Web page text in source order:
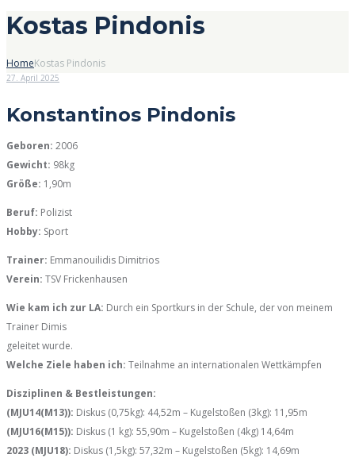
Kostas Pindonis
HomeKostas Pindonis
27. April 2025
Konstantinos Pindonis
Geboren: 2006
Gewicht: 98kg
Größe: 1,90m
Beruf: Polizist
Hobby: Sport
Trainer: Emmanouilidis Dimitrios
Verein: TSV Frickenhausen
Wie kam ich zur LA: Durch ein Sportkurs in der Schule, der von meinem
Trainer Dimis
geleitet wurde.
Welche Ziele haben ich: Teilnahme an internationalen Wettkämpfen
Disziplinen & Bestleistungen:
(MJU14(M13)): Diskus (0,75kg): 44,52m – Kugelstoßen (3kg): 11,95m
(MJU16(M15)): Diskus (1 kg): 55,90m – Kugelstoßen (4kg) 14,64m
2023 (MJU18): Diskus (1,5kg): 57,32m – Kugelstoßen (5kg): 14,69m